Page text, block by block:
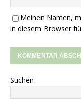
Meinen Namen,
in diesem Browser
Suchen